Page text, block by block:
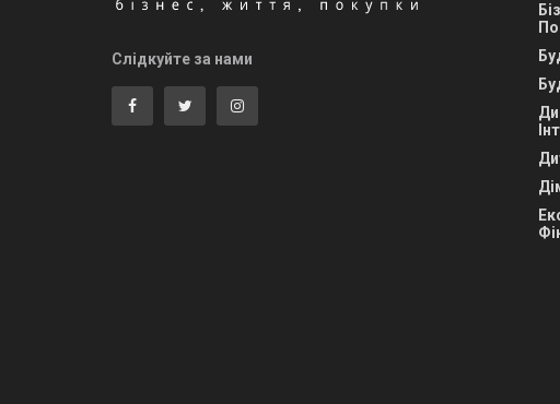
Слідкуйте за нами